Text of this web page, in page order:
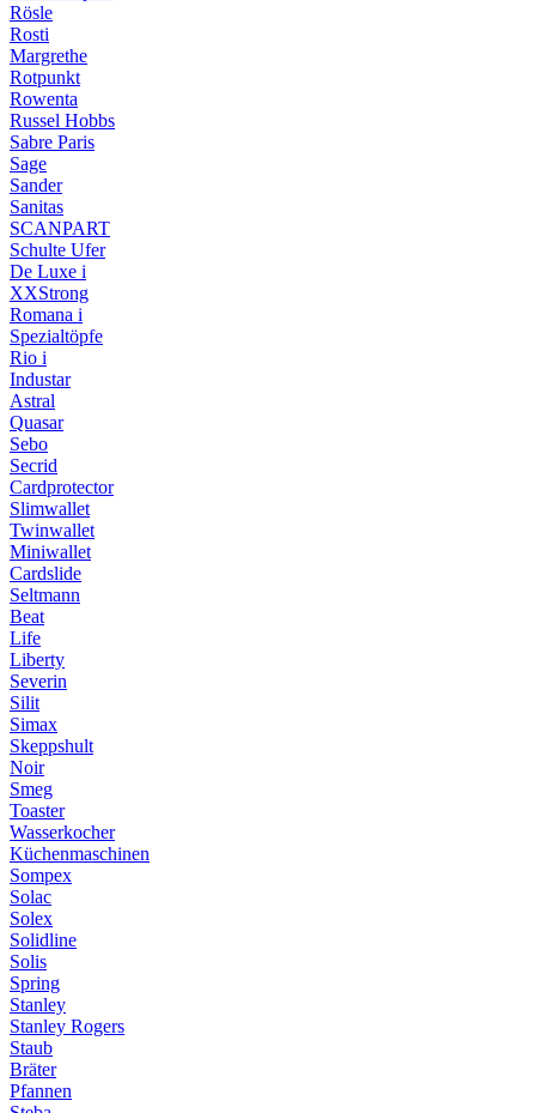
Rösle
Rosti
Margrethe
Rotpunkt
Rowenta
Russel Hobbs
Sabre Paris
Sage
Sander
Sanitas
SCANPART
Schulte Ufer
De Luxe i
XXStrong
Romana i
Spezialtöpfe
Rio i
Industar
Astral
Quasar
Sebo
Secrid
Cardprotector
Slimwallet
Twinwallet
Miniwallet
Cardslide
Seltmann
Beat
Life
Liberty
Severin
Silit
Simax
Skeppshult
Noir
Smeg
Toaster
Wasserkocher
Küchenmaschinen
Sompex
Solac
Solex
Solidline
Solis
Spring
Stanley
Stanley Rogers
Staub
Bräter
Pfannen